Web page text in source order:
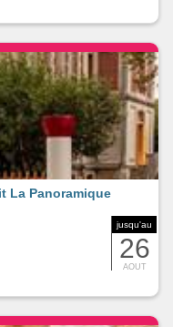
jusqu'au
26
AOUT
La Panoramique